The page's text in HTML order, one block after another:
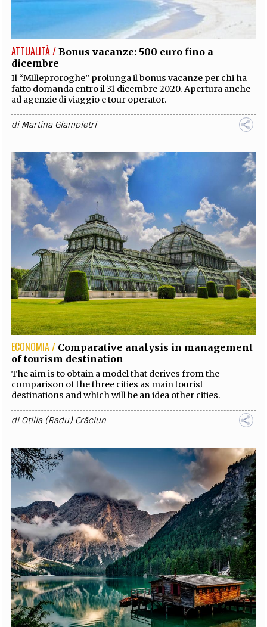
EXTRA
CODICI LIBRI PROCEEDINGS PUBBLICITÀ
SOCIAL MEDIA
ATTUALITÀ / Bonus vacanze: 500 euro fino a
dicembre
Il “Milleproroghe” prolunga il bonus vacanze per chi ha
fatto domanda entro il 31 dicembre 2020. Apertura anche
ad agenzie di viaggio e tour operator.
diMartina Giampietri
ECONOMIA / Comparative analysis in management
of tourism destination
The aim is to obtain a model that derives from the
comparison of the three cities as main tourist
destinations and which will be an idea other cities.
diOtilia (Radu) Crăciun